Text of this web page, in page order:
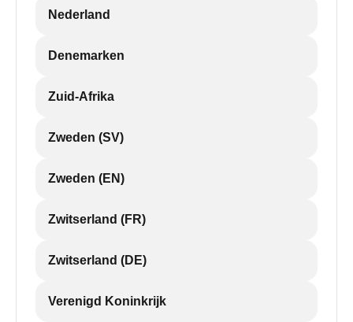
Nederland
Denemarken
Zuid-Afrika
Zweden (SV)
Zweden (EN)
Zwitserland (FR)
Zwitserland (DE)
Verenigd Koninkrijk